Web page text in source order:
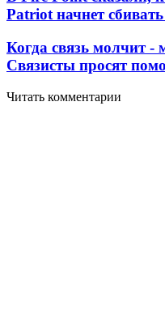
Patriot начнет
Когда связь молчит -
Связисты просят
Читать комментарии